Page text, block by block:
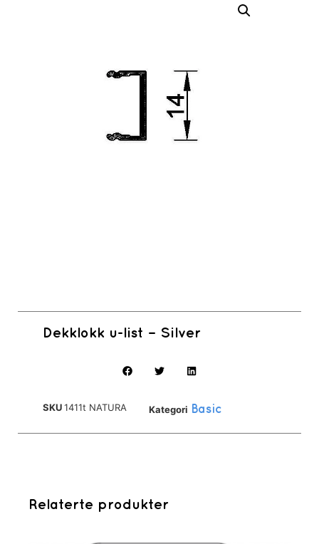
Dekklokk u-list – Silver
SKU1411t NATURA Kategori Basic
Relaterte produkter